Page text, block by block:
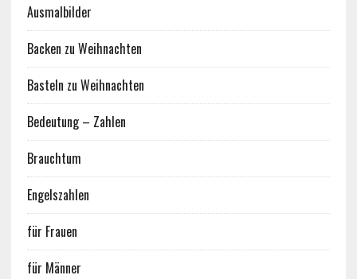
Ausmalbilder
Backen zu Weihnachten
Basteln zu Weihnachten
Bedeutung – Zahlen
Brauchtum
Engelszahlen
für Frauen
für Männer